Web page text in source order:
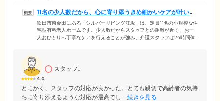
11名の少人数だから、心に寄り添うきめ細かいケアが叶いま
す
吹田市南金田にある「シルバーリビング江坂」は、定員11名の小規模な住
宅型有料老人ホームです。少人数だからスタッフとの距離が近く、お一
人おひとりへ丁寧なケアを行えることが強み。介護スタッフは24時間体
受け入れ可否でお悩みの方は、ぜひ一度ご相談ください。積極的な対話
と明るい笑顔を大切に、みなさまが安心できる充実の暮らしをお手伝い
させていただきます。
4.0
スタッフ。
とにかく、スタッフの対応が良かった。とても親切で高齢者の気持
ちに寄り添えるような対応が最高でし... 続きを見る